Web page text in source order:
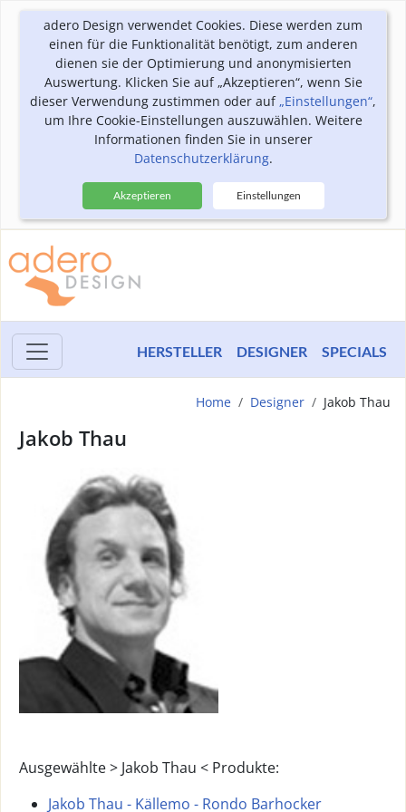
adero Design verwendet Cookies. Diese werden zum
einen für die Funktionalität benötigt, zum anderen
dienen sie der Optimierung und anonymisierten
Auswertung. Klicken Sie auf „Akzeptieren“, wenn Sie
dieser Verwendung zustimmen oder auf„Einstellungen“,
um Ihre Cookie-Einstellungen auszuwählen. Weitere
Informationen finden Sie in unserer
Datenschutzerklärung.
Akzeptieren Einstellungen
HERSTELLER DESIGNER SPECIALS
Home Designer Jakob Thau
Jakob Thau
Ausgewählte > Jakob Thau < Produkte:
Jakob Thau - Källemo - Rondo Barhocker